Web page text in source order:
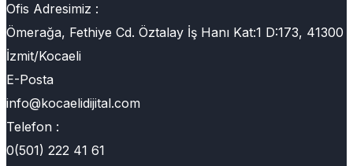
Ofis Adresimiz :
Ömerağa, Fethiye Cd. Öztalay İş Hanı Kat:1 D:173, 41300
İzmit/Kocaeli
E-Posta
info@kocaelidijital.com
Telefon :
0(501) 222 41 61